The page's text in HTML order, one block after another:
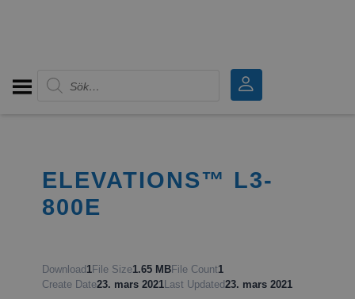
Produktsökning
ELEVATIONS™ L3-
800E
Download 1File Size1.65 MBFile Count1
Create Date23. mars 2021Last Updated23. mars 2021